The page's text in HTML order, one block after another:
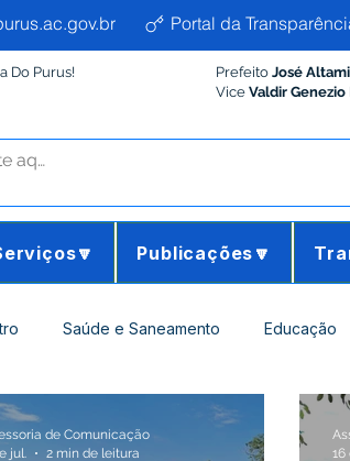
Portal da
Do Purus! Prefeito José
Vice Valdir Genezio
Publicações🔽
Saúde e Saneamento Educação
Administração e Finanças
de Comunicação
jul.
2 min de leitura
16